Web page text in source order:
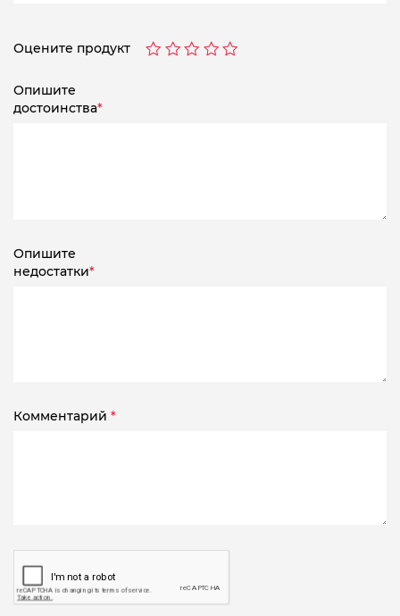
Оцените продукт
Опишите
достоинства*
Опишите
недостатки*
Комментарий *